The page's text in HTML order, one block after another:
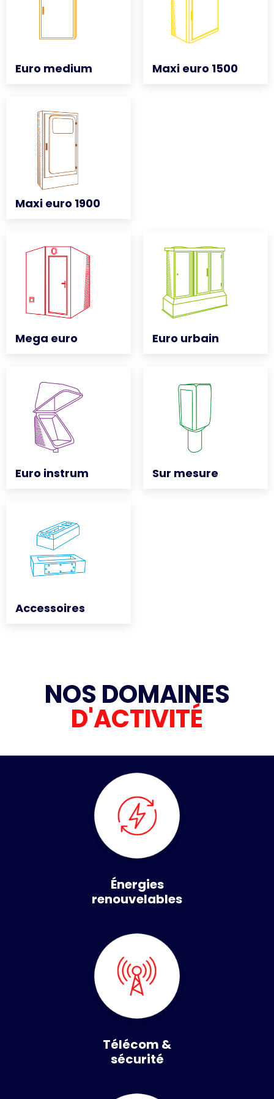
Euro medium
Euro medium Maxi euro 1500
Maxi euro 1500
Maxi euro 1900
Maxi euro 1900
Mega euro
Mega euro Euro urbain
Euro urbain
Euro instrum
Euro instrum Sur mesure
Sur mesure
Accessoires
Accessoires
NOS DOMAINES
D'ACTIVITÉ
Énergies
renouvelables
Télécom &
sécurité